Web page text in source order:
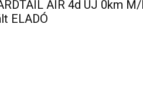
AIR 4d ÚJ 0km
ELADÓ